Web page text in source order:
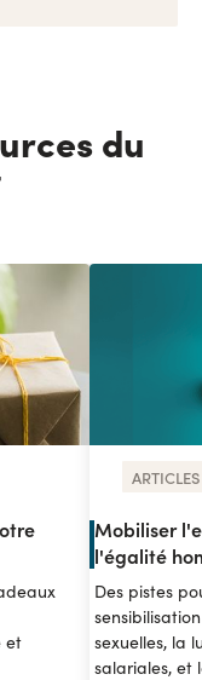
du
et
Mobiliser
l'égalité
Des pistes
sexuelles, la
salariales, et